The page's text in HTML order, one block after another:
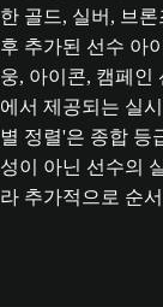
한 골드, 실버, 브
후 추가된 선수 아
웅, 아이콘, 캠페인
에서 제공되는 실
별 정렬'은 종합 등
성이 아닌 선수의
라 추가적으로 순